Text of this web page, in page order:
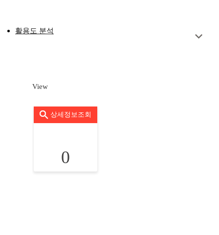
활용도 분석
View
상세정보조회
0